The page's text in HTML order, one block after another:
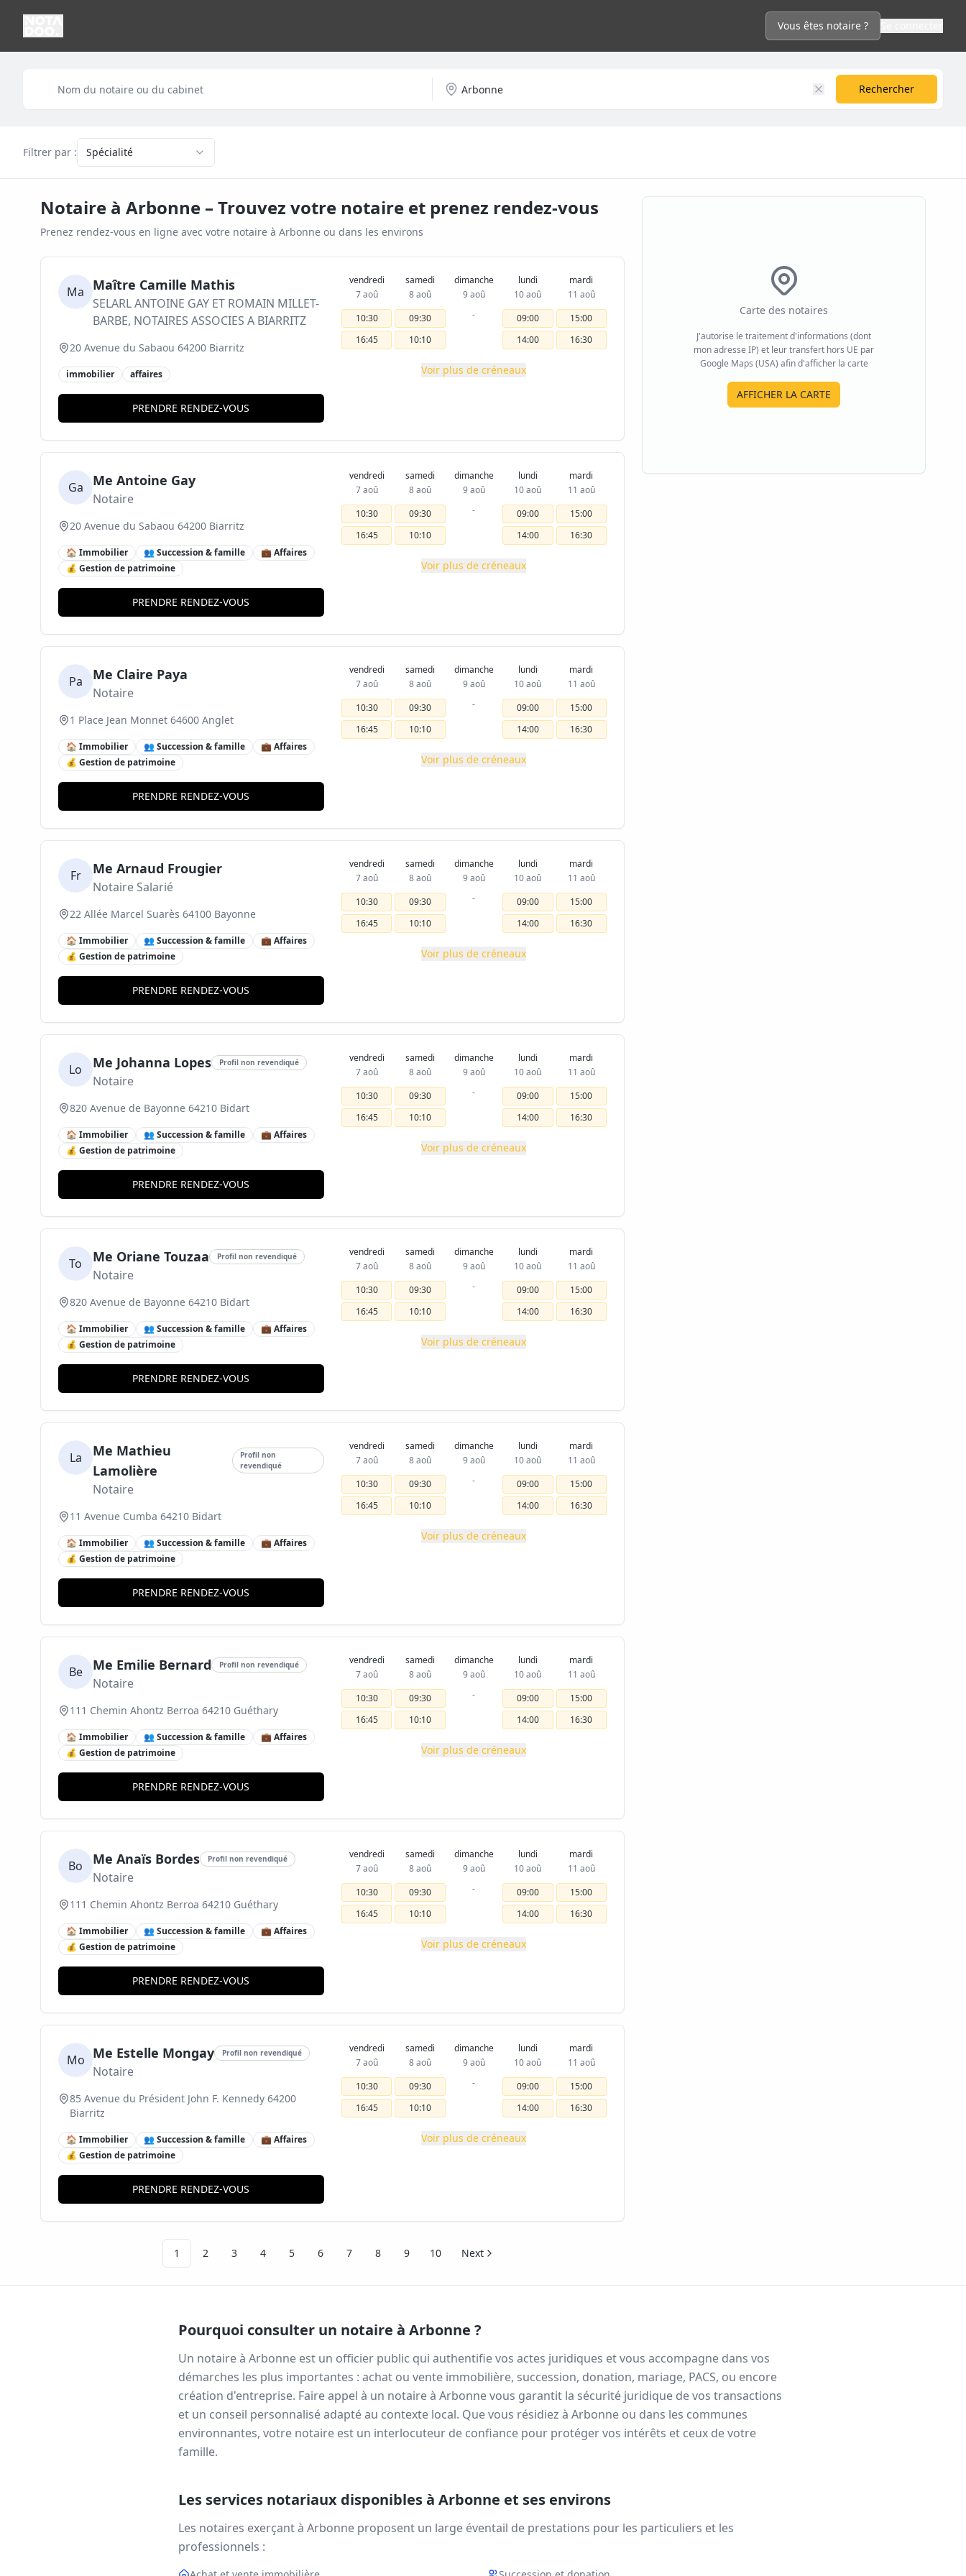
Vous êtes notaire ?
Rechercher
Filtrer par : Spécialité
Notaire à Arbonne – Trouvez votre notaire et prenez rendez-vous
Prenez rendez-vous en ligne avec votre notaire à Arbonne ou dans les environs
Ma Maître Camille Mathis
SELARL ANTOINE GAY ET ROMAIN MILLET-
BARBE, NOTAIRES ASSOCIES A BIARRITZ
20 Avenue du Sabaou 64200 Biarritz
immobilier affaires
PRENDRE RENDEZ-VOUS
vendredi
7 aoû
10:30
16:45
samedi
8 aoû
09:30
10:10
dimanche
9 aoû
-
lundi
10 aoû
09:00
14:00
mardi
11 aoû
15:00
16:30
Voir plus de créneaux
Ga Me Antoine Gay
Notaire
20 Avenue du Sabaou 64200 Biarritz
🏠 Immobilier 👥 Succession & famille
💼 Affaires
💰 Gestion de patrimoine
PRENDRE RENDEZ-VOUS
vendredi
7 aoû
10:30
16:45
samedi
8 aoû
09:30
10:10
dimanche
9 aoû
-
lundi
10 aoû
09:00
14:00
mardi
11 aoû
15:00
16:30
Voir plus de créneaux
Pa Me Claire Paya
Notaire
1 Place Jean Monnet 64600 Anglet
🏠 Immobilier 👥 Succession & famille
💼 Affaires
💰 Gestion de patrimoine
PRENDRE RENDEZ-VOUS
vendredi
7 aoû
10:30
16:45
samedi
8 aoû
09:30
10:10
dimanche
9 aoû
-
lundi
10 aoû
09:00
14:00
mardi
11 aoû
15:00
16:30
Voir plus de créneaux
Fr Me Arnaud Frougier
Notaire Salarié
22 Allée Marcel Suarès 64100 Bayonne
🏠 Immobilier 👥 Succession & famille
💼 Affaires
💰 Gestion de patrimoine
PRENDRE RENDEZ-VOUS
vendredi
7 aoû
10:30
16:45
samedi
8 aoû
09:30
10:10
dimanche
9 aoû
-
lundi
10 aoû
09:00
14:00
mardi
11 aoû
15:00
16:30
Voir plus de créneaux
Lo Me Johanna Lopes Profil non revendiqué
Notaire
820 Avenue de Bayonne 64210 Bidart
🏠 Immobilier 👥 Succession & famille
💼 Affaires
💰 Gestion de patrimoine
PRENDRE RENDEZ-VOUS
vendredi
7 aoû
10:30
16:45
samedi
8 aoû
09:30
10:10
dimanche
9 aoû
-
lundi
10 aoû
09:00
14:00
mardi
11 aoû
15:00
16:30
Voir plus de créneaux
To Me Oriane Touzaa Profil non revendiqué
Notaire
820 Avenue de Bayonne 64210 Bidart
🏠 Immobilier 👥 Succession & famille
💼 Affaires
💰 Gestion de patrimoine
PRENDRE RENDEZ-VOUS
vendredi
7 aoû
10:30
16:45
samedi
8 aoû
09:30
10:10
dimanche
9 aoû
-
lundi
10 aoû
09:00
14:00
mardi
11 aoû
15:00
16:30
Voir plus de créneaux
La
Me Mathieu
Lamolière
Profil non
revendiqué
Notaire
11 Avenue Cumba 64210 Bidart
🏠 Immobilier 👥 Succession & famille
💼 Affaires
💰 Gestion de patrimoine
PRENDRE RENDEZ-VOUS
vendredi
7 aoû
10:30
16:45
samedi
8 aoû
09:30
10:10
dimanche
9 aoû
-
lundi
10 aoû
09:00
14:00
mardi
11 aoû
15:00
16:30
Voir plus de créneaux
Be Me Emilie Bernard Profil non revendiqué
Notaire
111 Chemin Ahontz Berroa 64210 Guéthary
🏠 Immobilier 👥 Succession & famille
💼 Affaires
💰 Gestion de patrimoine
PRENDRE RENDEZ-VOUS
vendredi
7 aoû
10:30
16:45
samedi
8 aoû
09:30
10:10
dimanche
9 aoû
-
lundi
10 aoû
09:00
14:00
mardi
11 aoû
15:00
16:30
Voir plus de créneaux
Bo Me Anaïs Bordes Profil non revendiqué
Notaire
111 Chemin Ahontz Berroa 64210 Guéthary
🏠 Immobilier 👥 Succession & famille
💼 Affaires
💰 Gestion de patrimoine
PRENDRE RENDEZ-VOUS
vendredi
7 aoû
10:30
16:45
samedi
8 aoû
09:30
10:10
dimanche
9 aoû
-
lundi
10 aoû
09:00
14:00
mardi
11 aoû
15:00
16:30
Voir plus de créneaux
Mo Me Estelle Mongay Profil non revendiqué
Notaire
85 Avenue du Président John F. Kennedy 64200
Biarritz
🏠 Immobilier 👥 Succession & famille
💼 Affaires
💰 Gestion de patrimoine
PRENDRE RENDEZ-VOUS
vendredi
7 aoû
10:30
16:45
samedi
8 aoû
09:30
10:10
dimanche
9 aoû
-
lundi
10 aoû
09:00
14:00
mardi
11 aoû
15:00
16:30
Voir plus de créneaux
1 2 3 4 5 6 7 8 9 10 Next
Carte des notaires
J'autorise le traitement d'informations (dont
mon adresse IP) et leur transfert hors UE par
Google Maps (USA) afin d'afficher la carte
AFFICHER LA CARTE
Pourquoi consulter un notaire à Arbonne ?
Un notaire à Arbonne est un officier public qui authentifie vos actes juridiques et vous accompagne dans vos
démarches les plus importantes : achat ou vente immobilière, succession, donation, mariage, PACS, ou encore
création d'entreprise. Faire appel à un notaire à Arbonnevous garantit la sécurité juridique de vos transactions
et un conseil personnalisé adapté au contexte local. Que vous résidiez à Arbonne ou dans les communes
environnantes, votre notaire est un interlocuteur de confiance pour protéger vos intérêts et ceux de votre
famille.
Les services notariaux disponibles à Arbonne et ses environs
Les notaires exerçant à Arbonne proposent un large éventail de prestations pour les particuliers et les
professionnels :